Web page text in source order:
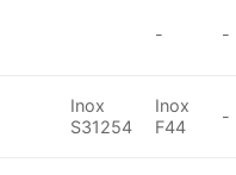
- -
Inox
S31254
Inox
F44
-